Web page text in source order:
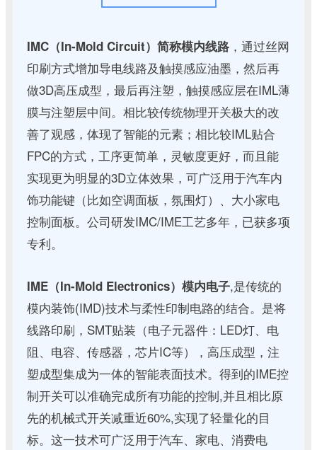
IMC（In-Mold Circuit）简称模内线路 ，通过丝网
印刷方式增加导电线路及触摸感应油墨，然后再
做3D高压成型，最后再注塑，触摸感应层在IML薄
膜与注塑层中间。相比较传统物理开关极大的改
善了观感，体现了智能的元素；相比较IML贴合
FPC的方式，工序更简单，灵敏度更好，而且能
实现更为明显的3D立体效果，可广泛用于汽车内
饰功能键（比如空调面板，氛围灯）、大小家电
控制面板。公司研发IMC/IME工艺多年，已获多项
专利。
IME（In-Mold Electronics）模内电子,是传统的
模内装饰(IMD)技术与柔性印制电路的结合。是将
线路印刷，SMT贴装（电子元器件：LED灯、电
阻、电容、传感器，芯片IC等），高压成型，注
塑成型集成为一体的智能表面技术。得到的IME控
制开关可以准确完成所有功能的控制,并且相比原
先的机械式开关减重近60%,实现了轻量化的目
标。这一技术可广泛用于汽车、家电、消费电